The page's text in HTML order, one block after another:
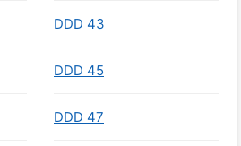
DDD 43
DDD 45
DDD 47